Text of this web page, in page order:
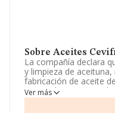
Sobre Aceites
La compañía declara
y limpieza de
fabricación de aceite
envasado y
derivados cnae 1043.
Ver más